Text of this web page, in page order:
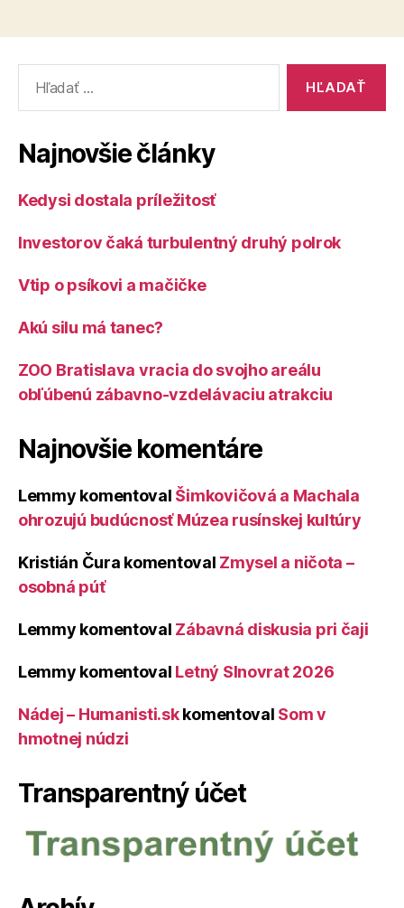
Najnovšie články
Kedysi dostala príležitosť
Investorov čaká turbulentný druhý polrok
Vtip o psíkovi a mačičke
Akú silu má tanec?
ZOO Bratislava vracia do svojho areálu
obľúbenú zábavno-vzdelávaciu atrakciu
Najnovšie komentáre
Lemmy komentoval Šimkovičová a Machala
ohrozujú budúcnosť Múzea rusínskej kultúry
Kristián Čura komentoval Zmysel a ničota –
osobná púť
Lemmy komentoval Zábavná diskusia pri čaji
Lemmy komentoval Letný Slnovrat 2026
Nádej – Humanisti.skkomentoval Som v
hmotnej núdzi
Transparentný účet